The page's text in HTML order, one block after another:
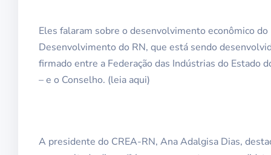
Eles falaram sobre o desenvolvimento econômico
Desenvolvimento do RN, que está sendo
firmado entre a Federação das Indústrias do Estado
– e o Conselho. (leia aqui)
A presidente do CREA-RN, Ana Adalgisa Dias,